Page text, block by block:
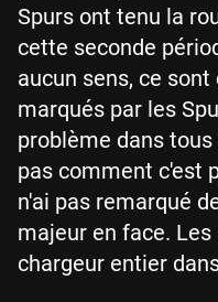
Spurs ont tenu la
cette seconde
aucun sens, ce
marqués par les
problème dans
pas comment c'est
n'ai pas remarqué
majeur en face.
chargeur entier